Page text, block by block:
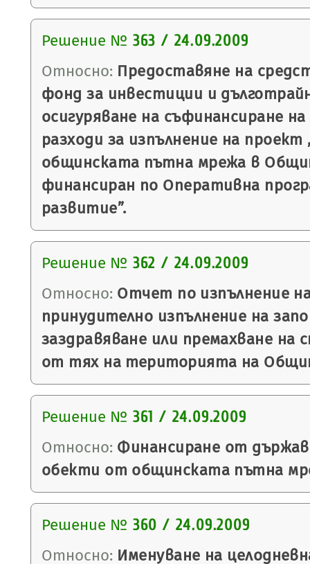
Решение № 363 / 24.09.2009
Относно: Предоставяне на
фонд за инвестиции и
осигуряване на съфинансиране
разходи за изпълнение на проект
общинската пътна мрежа в
финансиран по Оперативна
развитие”.
Решение № 362 / 24.09.2009
Относно: Отчет по изпълнение
принудително изпълнение на
заздравяване или премахване на
от тях на територията на
Решение № 361 / 24.09.2009
Относно: Финансиране от
обекти от общинската пътна
Решение № 360 / 24.09.2009
Относно: Именуване на